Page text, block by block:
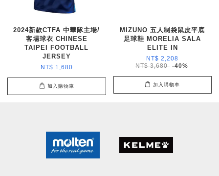
2024新款CTFA 中華隊主場/
客場球衣 CHINESE
TAIPEI FOOTBALL
JERSEY
NT$ 1,680
加入購物車
MIZUNO 五人制袋鼠皮平底
足球鞋 MORELIA SALA
ELITE IN
NT$ 2,208
NT$ 3,680 -40%
加入購物車